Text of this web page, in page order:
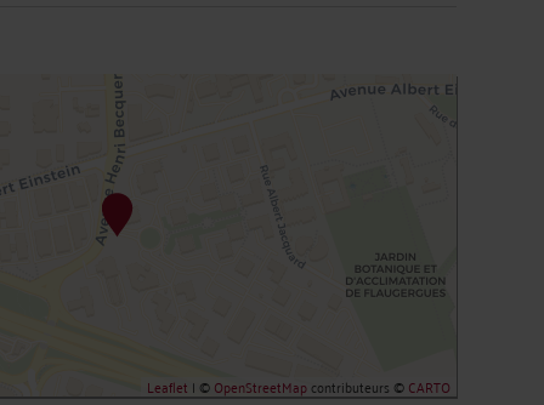
Leaflet | ©OpenStreetMapcontributeurs ©CARTO